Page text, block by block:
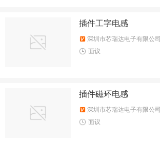
插件工字电感
深圳市芯瑞达电子有限公司
面议
插件磁环电感
深圳市芯瑞达电子有限公司
面议